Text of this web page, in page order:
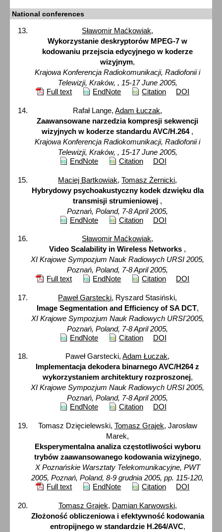
National conferences
Sławomir Maćkowiak,
Wykorzystanie deskryptorów MPEG-7 w
kodowaniu przejscia edycyjnego w koderze
wizyjnym,
Krajowa Konferencja Radiokomunikacji, Radiofonii i
Telewizji, Kraków, , 15-17 June 2005,
Full text
EndNote Citation DOI
Rafał Lange,Adam Łuczak,
Zaawansowane narzedzia kompresji sekwencji
wizyjnych w koderze standardu AVC/H.264 ,
Krajowa Konferencja Radiokomunikacji, Radiofonii i
Telewizji, Kraków, , 15-17 June 2005,
EndNote
Citation DOI
Maciej Bartkowiak,Tomasz Żernicki,
Hybrydowy psychoakustyczny kodek dzwięku dla
transmisji strumieniowej ,
Poznań, Poland, 7-8 April 2005,
EndNote
Citation DOI
Sławomir Maćkowiak,
Video Scalability in Wireless Networks ,
XI Krajowe Sympozjum Nauk Radiowych URSI 2005,
Poznań, Poland, 7-8 April 2005,
Full text
EndNote Citation DOI
Paweł Garstecki, Ryszard Stasiński,
Image Segmentation and Efficiency of SA DCT,
XI Krajowe Sympozjum Nauk Radiowych URSI'2005,
Poznań, Poland, 7-8 April 2005,
EndNote
Citation DOI
Paweł Garstecki,Adam Łuczak,
Implementacja dekodera binarnego AVC/H264 z
wykorzystaniem architektury rozproszonej,
XI Krajowe Sympozjum Nauk Radiowych URSI 2005,
Poznań, Poland, 7-8 April 2005,
EndNote
Citation DOI
Tomasz Dzięcielewski, Tomasz Grajek, Jarosław
Marek,
Eksperymentalna analiza częstotliwości wyboru
trybów zaawansowanego kodowania wizyjnego,
X Poznańskie Warsztaty Telekomunikacyjne, PWT
2005, Poznań, Poland, 8-9 grudnia 2005, pp. 115-120,
Full text
EndNote Citation DOI
Tomasz Grajek, Damian Karwowski,
Złożoność obliczeniowa i efektywność kodowania
entropijnego w standardzie H.264/AVC,